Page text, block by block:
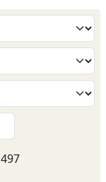
497